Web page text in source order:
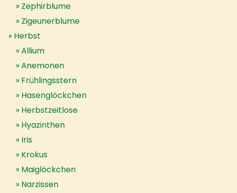
Zephirblume
Zigeunerblume
Herbst
Allium
Anemonen
Frühlingsstern
Hasenglöckchen
Herbstzeitlose
Hyazinthen
Iris
Krokus
Maiglöckchen
Narzissen